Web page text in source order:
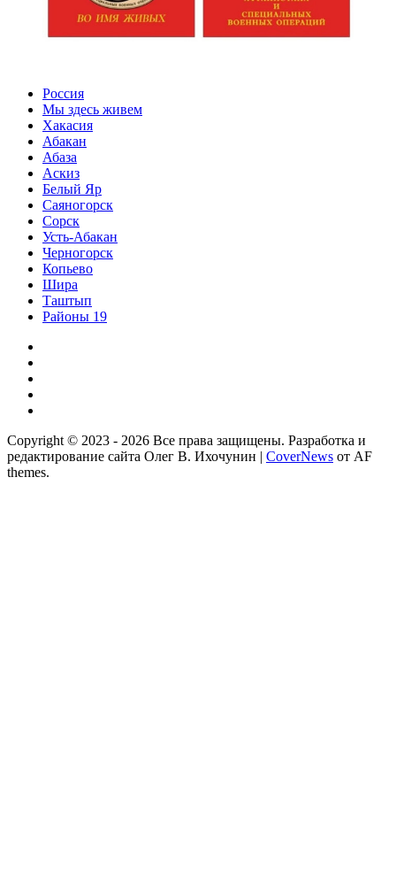
Россия
Мы здесь живем
Хакасия
Абакан
Абаза
Аскиз
Белый Яр
Саяногорск
Сорск
Усть-Абакан
Черногорск
Копьево
Шира
Таштып
Районы 19
Copyright © 2023 - 2026 Все права защищены. Разработка и
редактирование сайта Олег В. Ихочунин | CoverNews от AF
themes.